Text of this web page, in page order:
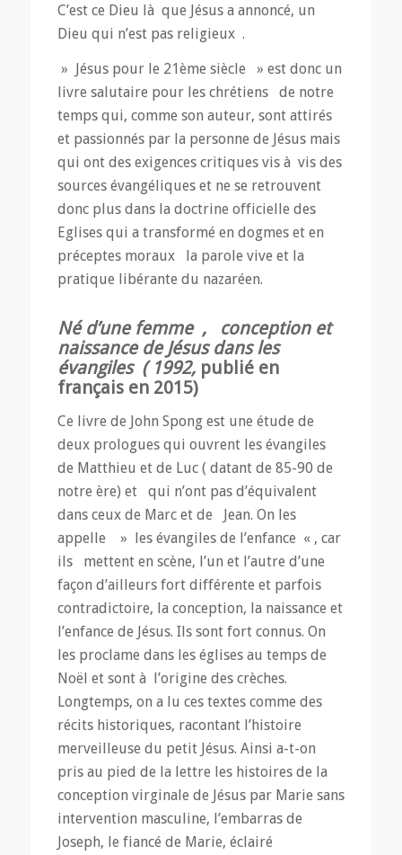
C’est ce Dieu là que Jésus a annoncé, un
Dieu qui n’est pas religieux .
» Jésus pour le 21ème siècle » est donc un
livre salutaire pour les chrétiens de notre
temps qui, comme son auteur, sont attirés
et passionnés par la personne de Jésus mais
qui ont des exigences critiques vis à vis des
sources évangéliques et ne se retrouvent
donc plus dans la doctrine officielle des
Eglises qui a transformé en dogmes et en
préceptes moraux la parole vive et la
pratique libérante du nazaréen.
Né d’une femme , conception et
naissance de Jésus dans les
évangiles ( 1992,publié en
français en 2015)
Ce livre de John Spong est une étude de
deux prologues qui ouvrent les évangiles
de Matthieu et de Luc ( datant de 85-90 de
notre ère) et qui n’ont pas d’équivalent
dans ceux de Marc et de Jean. On les
appelle » les évangiles de l’enfance « , car
ils mettent en scène, l’un et l’autre d’une
façon d’ailleurs fort différente et parfois
contradictoire, la conception, la naissance et
l’enfance de Jésus. Ils sont fort connus. On
les proclame dans les églises au temps de
Noël et sont à l’origine des crèches.
Longtemps, on a lu ces textes comme des
récits historiques, racontant l’histoire
merveilleuse du petit Jésus. Ainsi a-t-on
pris au pied de la lettre les histoires de la
conception virginale de Jésus par Marie sans
intervention masculine, l’embarras de
Joseph, le fiancé de Marie, éclairé